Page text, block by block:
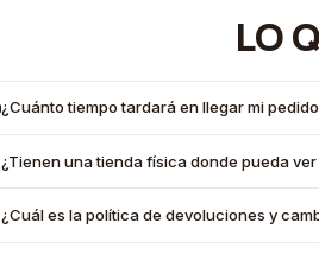
LO
¿Cuánto tiempo tardará en llegar mi
¿Tienen una tienda física donde pueda
¿Cuál es la política de devoluciones y